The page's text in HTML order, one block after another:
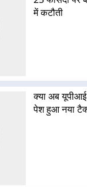
में कटौती
क्या अब
पेश हुआ नया